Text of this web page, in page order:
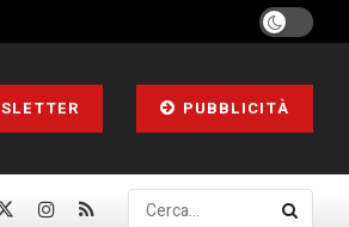
PUBBLICITÀ